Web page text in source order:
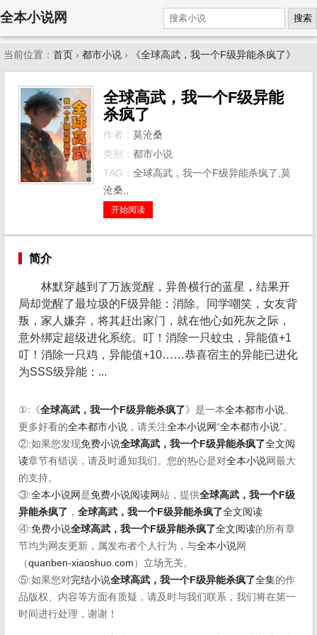
全本小说网 搜索
当前位置： 首页 › 都市小说 › 《全球高武，我一个F级异能杀疯了》
全球高武，我一个F级异能
杀疯了
作者： 莫沧桑
类别： 都市小说
TAG： 全球高武，我一个F级异能杀疯了,莫
沧桑,,
开始阅读
简介
林默穿越到了万族觉醒，异兽横行的蓝星，结果开
局却觉醒了最垃圾的F级异能：消除。同学嘲笑，女友背
叛，家人嫌弃，将其赶出家门，就在他心如死灰之际，
意外绑定超级进化系统。叮！消除一只蚊虫，异能值+1
叮！消除一只鸡，异能值+10……恭喜宿主的异能已进化
为SSS级异能：...
①:《全球高武，我一个F级异能杀疯了》是一本全本都市小说。
更多好看的全本都市小说 ，请关注全本小说网“全本都市小说”。
②:如果您发现免费小说全球高武，我一个F级异能杀疯了全文阅
读章节有错误，请及时通知我们。您的热心是对全本小说网最大
的支持。
③:全本小说网是免费小说阅读网站，提供全球高武，我一个F级
异能杀疯了 ， 全球高武，我一个F级异能杀疯了全文阅读
④:免费小说全球高武，我一个F级异能杀疯了全文阅读的所有章
节均为网友更新，属发布者个人行为，与全本小说网
（quanben-xiaoshuo.com ）立场无关。
⑤:如果您对完结小说全球高武，我一个F级异能杀疯了全集的作
品版权、内容等方面有质疑，请及时与我们联系，我们将在第一
时间进行处理，谢谢！